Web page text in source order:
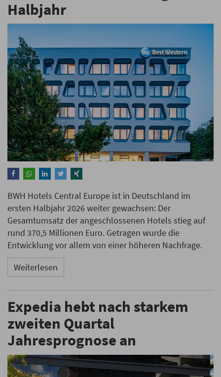
Halbjahr
BWH Hotels Central Europe ist in Deutschland im
ersten Halbjahr 2026 weiter gewachsen: Der
Gesamtumsatz der angeschlossenen Hotels stieg auf
rund 370,5 Millionen Euro. Getragen wurde die
Entwicklung vor allem von einer höheren Nachfrage.
Weiterlesen
Expedia hebt nach starkem
zweiten Quartal
Jahresprognose an